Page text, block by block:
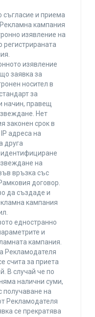
съгласие и приема
кампания
изявление на
регистрираната
изявление
заявка за
носител в
за
начин, правещ
Нет
законен срок в
адреса на
друга
на
връзка със
договор.
да създаде и
кампания
едностранно
и
кампания.
Рекламодателя
счита за приета
В случай че по
налични суми,
получаване на
Рекламодателя
се прекратява